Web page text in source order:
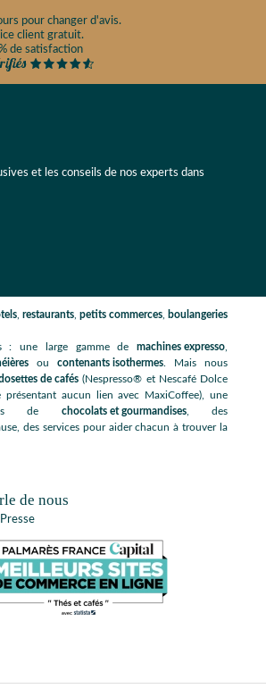
pour changer d'avis.
client gratuit.
de satisfaction
et les conseils de nos experts dans
restaurants petits commerces
boulangeries
: une large gamme de machines expresso
ou contenants isothermes. Mais nous
de cafés (Nespresso® et Nescafé Dolce
aucun lien avec MaxiCoffee), une
de chocolats et gourmandises, des
des services pour aider chacun à trouver la
de nous